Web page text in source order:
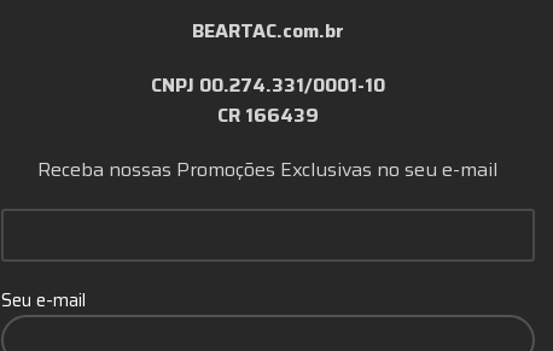
BEARTAC.com.br
CNPJ 00.274.331/0001-10
CR 166439
Receba nossas Promoções Exclusivas no seu e-mail
Seu e-mail